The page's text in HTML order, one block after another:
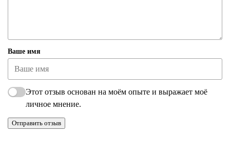
Ваше имя
Этот отзыв основан на моём опыте и выражает моё
личное мнение.
Отправить отзыв